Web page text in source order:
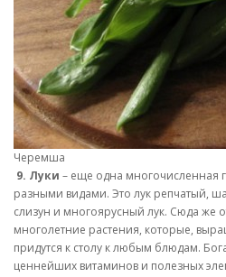
Черемша
9. Луки – еще одна многочисленная
разными видами. Это лук репчатый,
слизун и многоярусный лук. Сюда же
многолетние растения, которые,
придутся к столу к любым блюдам.
ценнейших витаминов и полезных